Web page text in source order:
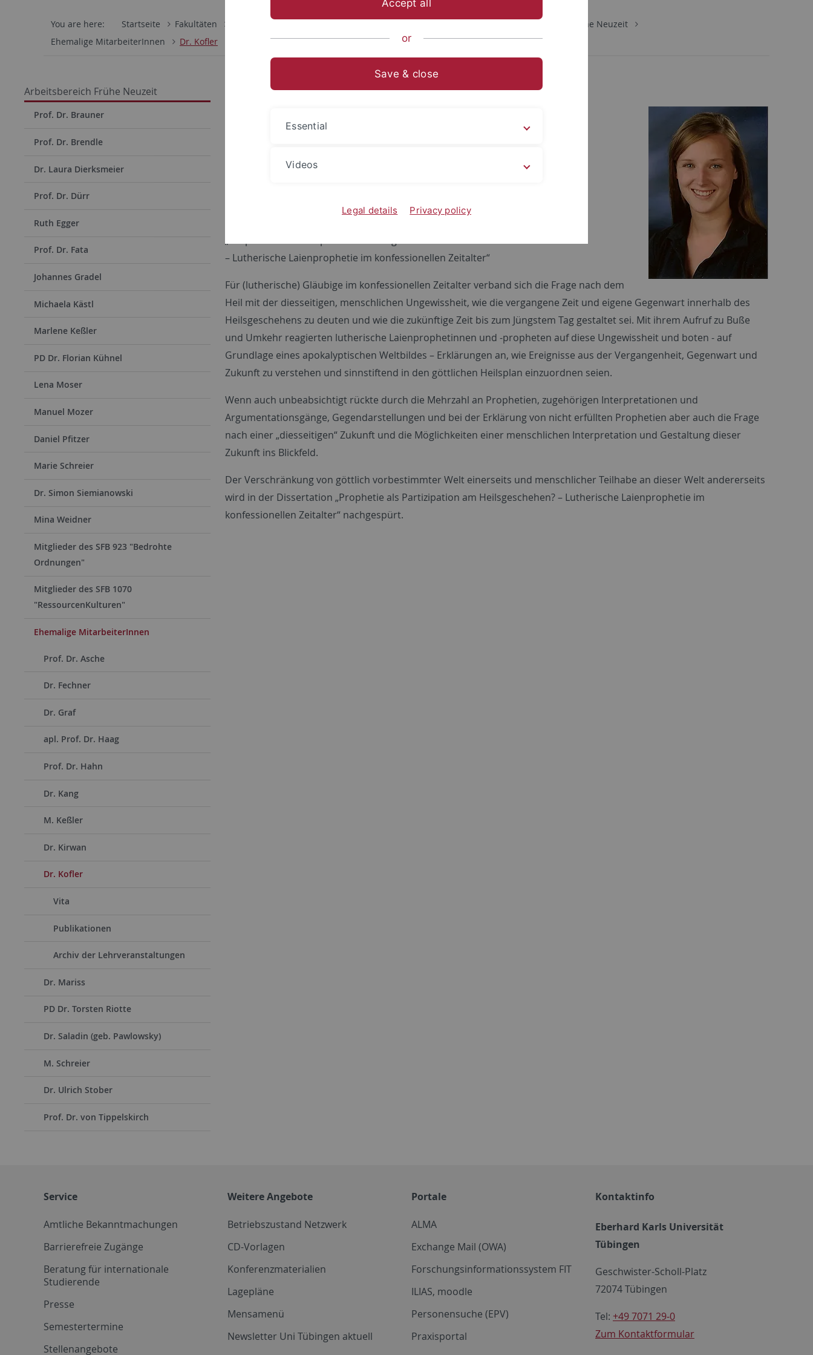
You are here: Startseite Fakultäten
Arbeitsbereich Frühe Neuzeit
Ehemalige MitarbeiterInnen
Dr. Kofler
Arbeitsbereich Frühe Neuzeit
Prof. Dr. Brauner
Prof. Dr. Brendle
Dr. Laura Dierksmeier
Prof. Dr. Dürr
Ruth Egger
Prof. Dr. Fata
Johannes Gradel
Michaela Kästl
Marlene Keßler
PD Dr. Florian Kühnel
Lena Moser
Manuel Mozer
Daniel Pfitzer
Marie Schreier
Dr. Simon Siemianowski
Mina Weidner
Mitglieder des SFB 923 "Bedrohte
Ordnungen"
Mitglieder des SFB 1070
"RessourcenKulturen"
Ehemalige MitarbeiterInnen
Prof. Dr. Asche
Dr. Fechner
Dr. Graf
apl. Prof. Dr. Haag
Prof. Dr. Hahn
Dr. Kang
M. Keßler
Dr. Kirwan
Dr. Kofler
Vita
Publikationen
Archiv der Lehrveranstaltungen
Dr. Mariss
PD Dr. Torsten Riotte
Dr. Saladin (geb. Pawlowsky)
M. Schreier
Dr. Ulrich Stober
Prof. Dr. von Tippelskirch
Dr. Susanne Kofler (geb. Junk)
Ehemalige Kollegiatin im
Forschungsprojekt:
– Lutherische Laienprophetie im konfessionellen Zeitalter“
Für (lutherische) Gläubige im konfessionellen Zeitalter verband sich die Frage nach dem
Heil mit der diesseitigen, menschlichen Ungewissheit, wie die vergangene Zeit und eigene Gegenwart innerhalb des
Heilsgeschehens zu deuten und wie die zukünftige Zeit bis zum Jüngstem Tag gestaltet sei. Mit ihrem Aufruf zu Buße
und Umkehr reagierten lutherische Laienprophetinnen und -propheten auf diese Ungewissheit und boten - auf
Grundlage eines apokalyptischen Weltbildes – Erklärungen an, wie Ereignisse aus der Vergangenheit, Gegenwart und
Zukunft zu verstehen und sinnstiftend in den göttlichen Heilsplan einzuordnen seien.
Wenn auch unbeabsichtigt rückte durch die Mehrzahl an Prophetien, zugehörigen Interpretationen und
Argumentationsgänge, Gegendarstellungen und bei der Erklärung von nicht erfüllten Prophetien aber auch die Frage
nach einer „diesseitigen“ Zukunft und die Möglichkeiten einer menschlichen Interpretation und Gestaltung dieser
Zukunft ins Blickfeld.
Der Verschränkung von göttlich vorbestimmter Welt einerseits und menschlicher Teilhabe an dieser Welt andererseits
wird in der Dissertation „Prophetie als Partizipation am Heilsgeschehen? – Lutherische Laienprophetie im
konfessionellen Zeitalter“ nachgespürt.
Service
Amtliche Bekanntmachungen
Barrierefreie Zugänge
Beratung für internationale
Studierende
Presse
Semestertermine
Stellenangebote
Weitere Angebote
Betriebszustand Netzwerk
CD-Vorlagen
Konferenzmaterialien
Lagepläne
Mensamenü
Newsletter Uni Tübingen aktuell
Portale
ALMA
Exchange Mail (OWA)
Forschungsinformationssystem FIT
ILIAS, moodle
Personensuche (EPV)
Praxisportal
Kontaktinfo
Eberhard Karls Universität
Tübingen
Geschwister-Scholl-Platz
72074 Tübingen
Tel: +49 7071 29-0
Zum Kontaktformular
Accept all
or
Save & close
Essential
Videos
Legal details Privacy policy